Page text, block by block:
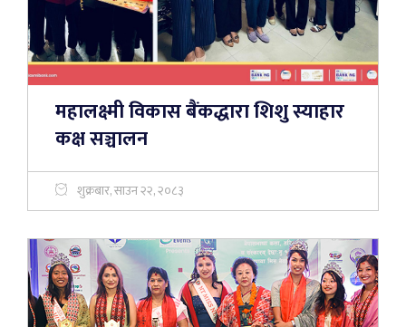
महालक्ष्मी विकास बैंकद्धारा शिशु स्याहार
कक्ष सञ्चालन
शुक्रबार, साउन २२, २०८३